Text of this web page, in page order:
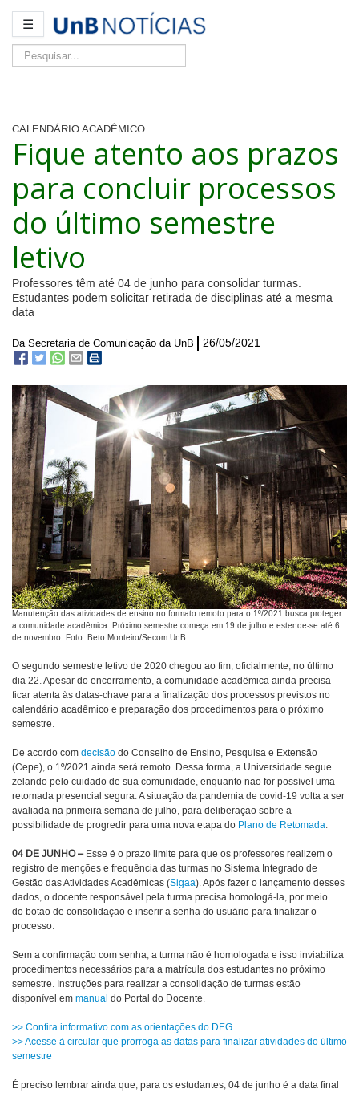
☰
Pesquisar...
CALENDÁRIO ACADÊMICO
Fique atento aos prazos
para concluir processos
do último semestre
letivo
Professores têm até 04 de junho para consolidar turmas.
Estudantes podem solicitar retirada de disciplinas até a mesma
data
Da Secretaria de Comunicação da UnB 26/05/2021
Manutenção das atividades de ensino no formato remoto para o 1º/2021 busca proteger
a comunidade acadêmica. Próximo semestre começa em 19 de julho e estende-se até 6
de novembro. Foto: Beto Monteiro/Secom UnB
O segundo semestre letivo de 2020 chegou ao fim, oficialmente, no último
dia 22. Apesar do encerramento, a comunidade acadêmica ainda precisa
ficar atenta às datas-chave para a finalização dos processos previstos no
calendário acadêmico e preparação dos procedimentos para o próximo
semestre.
De acordo com decisão do Conselho de Ensino, Pesquisa e Extensão
(Cepe), o 1º/2021 ainda será remoto. Dessa forma, a Universidade segue
zelando pelo cuidado de sua comunidade, enquanto não for possível uma
retomada presencial segura. A situação da pandemia de covid-19 volta a ser
avaliada na primeira semana de julho, para deliberação sobre a
possibilidade de progredir para uma nova etapa do Plano de Retomada.
04 DE JUNHO –Esse é o prazo limite para que os professores realizem o
registro de menções e frequência das turmas no Sistema Integrado de
Gestão das Atividades Acadêmicas (Sigaa). Após fazer o lançamento desses
dados, o docente responsável pela turma precisa homologá-la, por meio
do botão de consolidação e inserir a senha do usuário para finalizar o
processo.
Sem a confirmação com senha, a turma não é homologada e isso inviabiliza
procedimentos necessários para a matrícula dos estudantes no próximo
semestre. Instruções para realizar a consolidação de turmas estão
disponível em manual do Portal do Docente.
>> Confira informativo com as orientações do DEG
>> Acesse à circular que prorroga as datas para finalizar atividades do último
semestre
É preciso lembrar ainda que, para os estudantes, 04 de junho é a data final